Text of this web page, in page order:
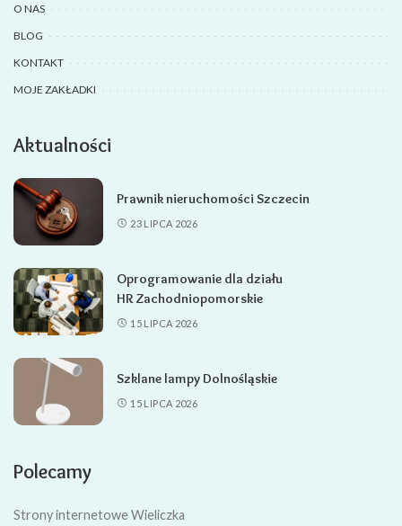
O NAS
BLOG
KONTAKT
MOJE ZAKŁADKI
Aktualności
Prawnik nieruchomości Szczecin
23 LIPCA 2026
Oprogramowanie dla działu
HR Zachodniopomorskie
15 LIPCA 2026
Szklane lampy Dolnośląskie
15 LIPCA 2026
Polecamy
Strony internetowe Wieliczka